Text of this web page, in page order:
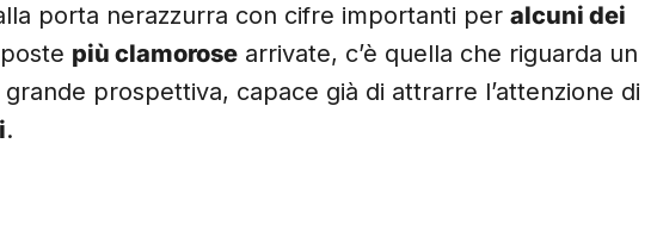
porta nerazzurra con cifre importanti per alcuni dei
più clamorose arrivate, c’è quella che riguarda un
grande prospettiva, capace già di attrarre l’attenzione di
.